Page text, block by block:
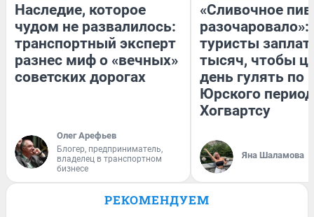
Наследие, которое
чудом не развалилось:
транспортный эксперт
разнес миф о «вечных»
советских дорогах
Олег Арефьев
Блогер, предприниматель,
владелец в транспортном
бизнесе
«Сливочное
разочаровало»:
туристы
тысяч, чтобы
день гулять по
Юрского
Хогвартсу
Яна Шаламова
РЕКОМЕНДУЕМ